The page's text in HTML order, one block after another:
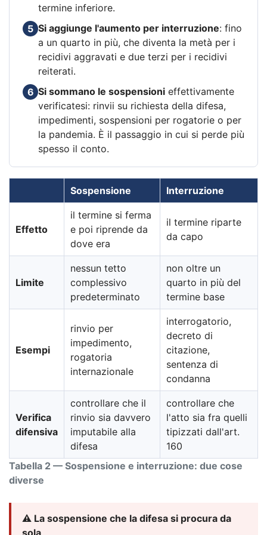
termine inferiore.
5 Si aggiunge l'aumento per interruzione: fino
a un quarto in più, che diventa la metà per i
recidivi aggravati e due terzi per i recidivi
reiterati.
6 Si sommano le sospensioni effettivamente
verificatesi: rinvii su richiesta della difesa,
impedimenti, sospensioni per rogatorie o per
la pandemia. È il passaggio in cui si perde più
spesso il conto.
Tabella 2 — Sospensione e interruzione: due cose
diverse
Sospensione Interruzione
Effetto
il termine si ferma
e poi riprende da
dove era
il termine riparte
da capo
Limite
nessun tetto
complessivo
predeterminato
non oltre un
quarto in più del
termine base
Esempi
rinvio per
impedimento,
rogatoria
internazionale
interrogatorio,
decreto di
citazione,
sentenza di
condanna
Verifica
difensiva
controllare che il
rinvio sia davvero
imputabile alla
difesa
controllare che
l'atto sia fra quelli
tipizzati dall'art.
160
⚠️ La sospensione che la difesa si procura da
sola